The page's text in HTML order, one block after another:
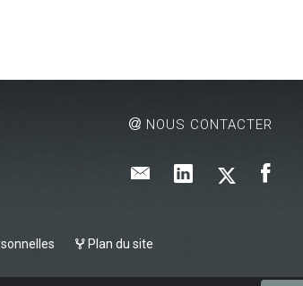
NOUS CONTACTER
Plan du site